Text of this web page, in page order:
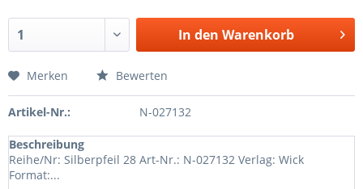
In den Warenkorb
Merken Bewerten
Artikel-Nr.: N-027132
Beschreibung
Reihe/Nr: Silberpfeil 28 Art-Nr.: N-027132 Verlag: Wick
Format:...